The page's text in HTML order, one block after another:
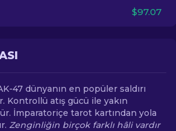
$97.07
47 dünyanın en popüler saldırı
atış gücü ile yakın
İmparatoriçe tarot kartından yola
Zenginliğin birçok farklı hâli vardır